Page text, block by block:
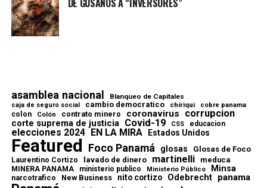
DE GUSANOS A “INVERSORES”
asamblea nacional Blanqueo de Capitales
caja de seguro social cambio democratico chiriqui cobre panama
colon Colón contrato minero coronavirus corrupcion
corte suprema de justicia Covid-19 CSS educacion
elecciones 2024 EN LA MIRA Estados Unidos
Featured Foco Panamá glosas Glosas de Foco
Laurentino Cortizo lavado de dinero martinelli meduca
MINERA PANAMA ministerio publico Ministerio Público Minsa
narcotrafico New Business nito cortizo Odebrecht panama